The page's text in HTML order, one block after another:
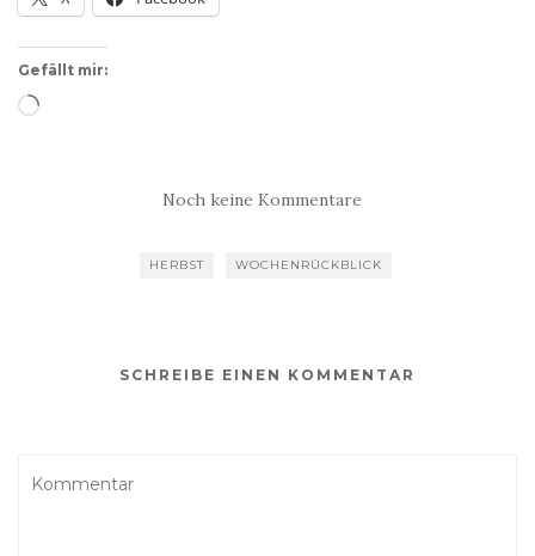
Gefällt mir:
Wird
Noch keine Kommentare
HERBST WOCHENRÜCKBLICK
SCHREIBE EINEN KOMMENTAR